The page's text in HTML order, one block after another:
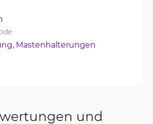
Mastenhalterungen
und